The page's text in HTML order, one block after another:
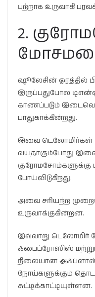
புற்றாக உருவாகி
2.
ஷூலேசின் ஓரத்தில்
இருப்பதுபோல
காணப்படும்
பாதுகாக்கின்றது.
இவை டெலோமிர்கள்
வயதாகும்போது
குரோமசோம்களுக்கு
போய்விடுகிறது.
அவை சரியற்ற
உருவாக்குகின்றன.
இவ்வாறு டெலோமிர்
ஃபைப்ரோஸிஸ்
நிலையான
நோய்களுக்கும்
சுட்டிக்காட்டியுள்ளன.